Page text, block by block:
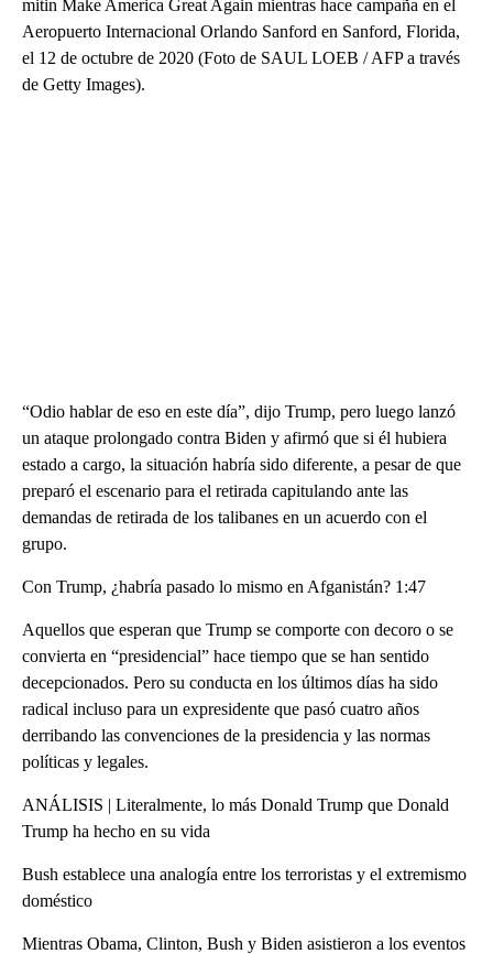
mitin Make America Great Again mientras hace campaña en el
Aeropuerto Internacional Orlando Sanford en Sanford, Florida,
el 12 de octubre de 2020 (Foto de SAUL LOEB / AFP a través
de Getty Images).
“Odio hablar de eso en este día”, dijo Trump, pero luego lanzó
un ataque prolongado contra Biden y afirmó que si él hubiera
estado a cargo, la situación habría sido diferente, a pesar de que
preparó el escenario para el retirada capitulando ante las
demandas de retirada de los talibanes en un acuerdo con el
grupo.
Con Trump, ¿habría pasado lo mismo en Afganistán? 1:47
Aquellos que esperan que Trump se comporte con decoro o se
convierta en “presidencial” hace tiempo que se han sentido
decepcionados. Pero su conducta en los últimos días ha sido
radical incluso para un expresidente que pasó cuatro años
derribando las convenciones de la presidencia y las normas
políticas y legales.
ANÁLISIS | Literalmente, lo más Donald Trump que Donald
Trump ha hecho en su vida
Bush establece una analogía entre los terroristas y el extremismo
doméstico
Mientras Obama, Clinton, Bush y Biden asistieron a los eventos